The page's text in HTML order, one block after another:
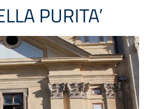
PURITA’